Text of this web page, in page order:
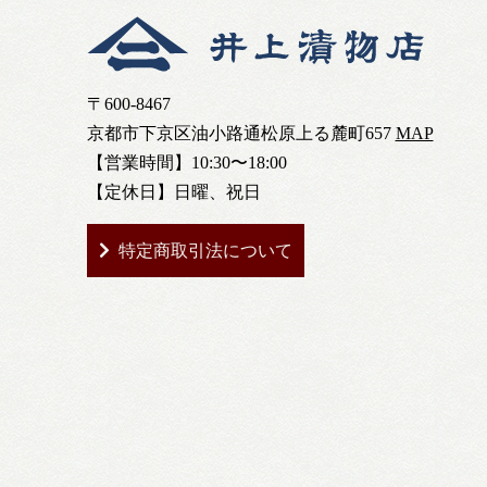
〒600-8467
京都市下京区油小路通松原上る麓町657 MAP
【営業時間】10:30〜18:00
【定休日】日曜、祝日
特定商取引法について